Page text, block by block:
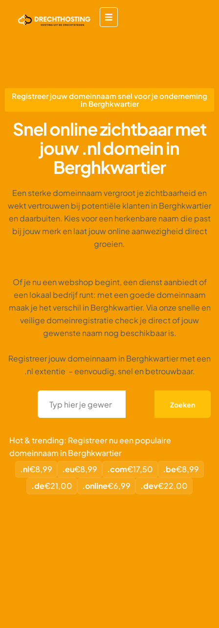
Registreer jouw domeinnaam snel voor je onderneming
in Berghkwartier
Snel online zichtbaar met
jouw .nl domein in
Berghkwartier
Een sterke domeinnaam vergroot je zichtbaarheid en
wekt vertrouwen bij potentiële klanten in Berghkwartier
en daarbuiten. Kies voor een herkenbare naam die past
bij jouw merk en laat jouw online aanwezigheid direct
groeien.
Of je nu een webshop begint, een dienst aanbiedt of
een lokaal bedrijf runt: met een goede domeinnaam
maak je het verschil in Berghkwartier. Via onze snelle en
veilige domeinregistratie check je direct of jouw
gewenste naam nog beschikbaar is.
Registreer jouw domeinnaam in Berghkwartier met een
.nl extentie – eenvoudig, snel en betrouwbaar.
Zoeken
Hot & trending: Registreer nu een populaire
domeinnaam in Berghkwartier
.nl€8,99 .eu€8,99 .com€17,50 .be€8,99
.de€21,00 .online€6,99 .dev€22,00